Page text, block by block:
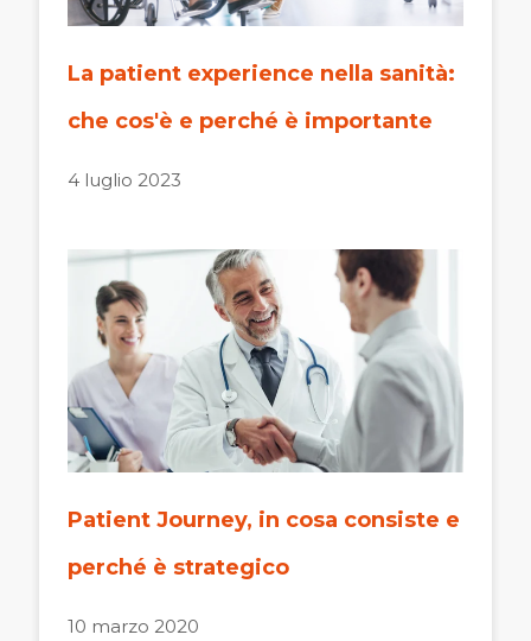
La patient experience nella sanità:
che cos'è e perché è importante
4 luglio 2023
Patient Journey, in cosa consiste e
perché è strategico
10 marzo 2020